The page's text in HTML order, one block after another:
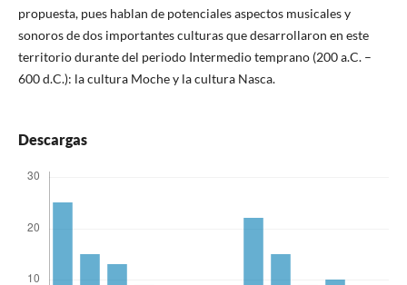
propuesta, pues hablan de potenciales aspectos musicales y
sonoros de dos importantes culturas que desarrollaron en este
territorio durante del periodo Intermedio temprano (200 a.C. –
600 d.C.): la cultura Moche y la cultura Nasca.
Descargas